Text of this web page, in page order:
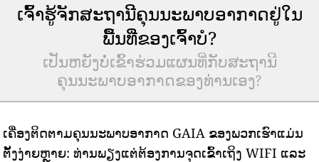
ເຈົ້າຮູ້ຈັກສະຖານີຄຸນນະພາບອາກາດຢູ່ໃນ
ພື້ນທີ່ຂອງເຈົ້າບໍ?
ເປັນຫຍັງບໍ່ເຂົ້າຮ່ວມແຜນທີ່ກັບສະຖານີ
ຄຸນນະພາບອາກາດຂອງທ່ານເອງ?
ເຄື່ອງຕິດຕາມຄຸນນະພາບອາກາດ GAIA ຂອງພວກເຮົາແມ່ນ
ຕັ້ງງ່າຍຫຼາຍ: ທ່ານພຽງແຕ່ຕ້ອງການຈຸດເຂົ້າເຖິງ WIFI ແລະ